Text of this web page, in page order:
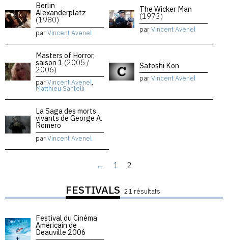
Berlin
Alexanderplatz
(1980)
parVincent Avenel
The Wicker Man
(1973)
parVincent Avenel
Masters of Horror,
saison 1 (2005 /
2006)
parVincent Avenel,
Matthieu Santelli
Satoshi Kon
parVincent Avenel
La Saga des morts
vivants de George A.
Romero
parVincent Avenel
← 1 2
FESTIVALS 21 résultats
Festival du Cinéma
Américain de
Deauville 2006